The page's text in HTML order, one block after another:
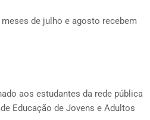
de julho e agosto recebem
aos estudantes da rede pública
Educação de Jovens e Adultos